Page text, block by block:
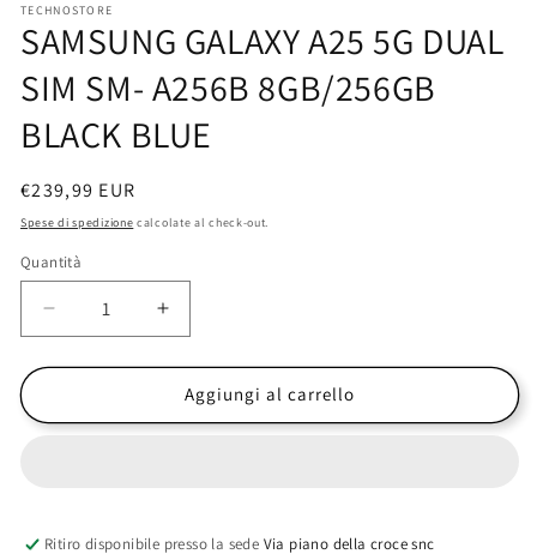
multimediali
1
in
modale
TECHNOSTORE
SAMSUNG GALAXY A25 5G DUAL
SIM SM- A256B 8GB/256GB
BLACK BLUE
Prezzo
di
€239,99 EUR
Spese di spedizione calcolate al check-out.
Quantità
Diminuisci
quantità
per
GALAXY
SM-
Aumenta
quantità
per
SAMSUNG
GALAXY
SM-
Aggiungi al carrello
Ritiro disponibile presso la sede Via piano della croce snc